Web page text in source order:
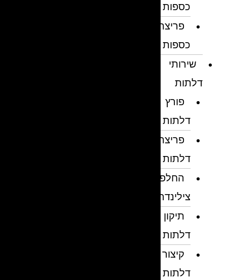
כספות
פריצת
כספות
שירותי
דלתות
פורץ
דלתות
פריצת
דלתות
החלפת
צילינדרים
תיקון
דלתות
קיצור
דלתות